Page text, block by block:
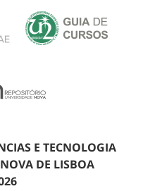
E TECNOLOGIA
DE LISBOA